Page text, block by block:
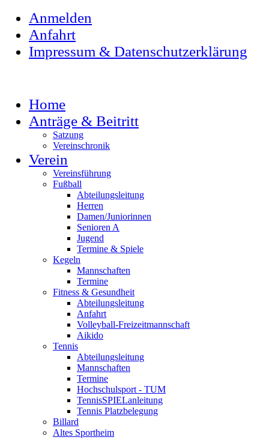
Anmelden
Anfahrt
Impressum & Datenschutzerklärung
Home
Anträge & Beitritt
Satzung
Vereinschronik
Verein
Vereinsführung
Fußball
Abteilungsleitung
Herren
Damen/Juniorinnen
Senioren A
Jugend
Termine & Spiele
Kegeln
Mannschaften
Termine
Fitness & Gesundheit
Abteilungsleitung
Anfahrt
Volleyball-Freizeitmannschaft
Aikido
Tennis
Abteilungsleitung
Mannschaften
Termine
Hochschulsport - TUM
TennisSPIELanleitung
Tennis Platzbelegung
Billard
Altes Sportheim